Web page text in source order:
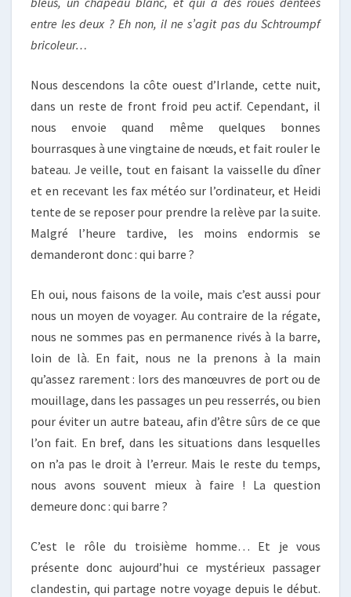
entre les deux ? Eh non, il ne s’agit pas du Schtroumpf
bricoleur…
Nous descendons la côte ouest d’Irlande, cette nuit,
dans un reste de front froid peu actif. Cependant, il
nous envoie quand même quelques bonnes
bourrasques à une vingtaine de nœuds, et fait rouler le
bateau. Je veille, tout en faisant la vaisselle du dîner
et en recevant les fax météo sur l’ordinateur, et Heidi
tente de se reposer pour prendre la relève par la suite.
Malgré l’heure tardive, les moins endormis se
demanderont donc : qui barre ?
Eh oui, nous faisons de la voile, mais c’est aussi pour
nous un moyen de voyager. Au contraire de la régate,
nous ne sommes pas en permanence rivés à la barre,
loin de là. En fait, nous ne la prenons à la main
qu’assez rarement : lors des manœuvres de port ou de
mouillage, dans les passages un peu resserrés, ou bien
pour éviter un autre bateau, afin d’être sûrs de ce que
l’on fait. En bref, dans les situations dans lesquelles
on n’a pas le droit à l’erreur. Mais le reste du temps,
nous avons souvent mieux à faire ! La question
demeure donc : qui barre ?
C’est le rôle du troisième homme… Et je vous
présente donc aujourd’hui ce mystérieux passager
clandestin, qui partage notre voyage depuis le début.